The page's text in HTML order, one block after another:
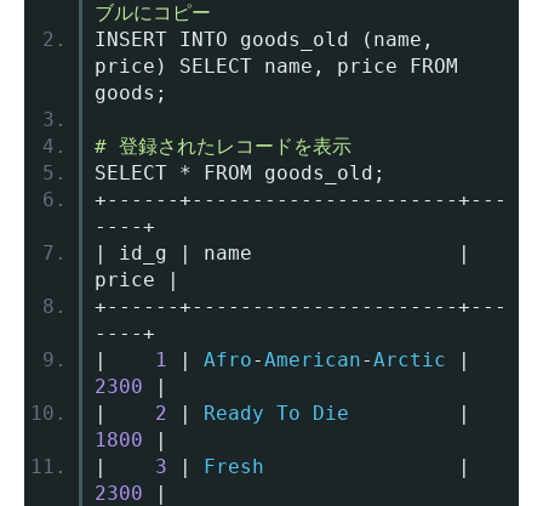
ブルにコピー
INSERT INTO goods_old
( name ,
price ) SELECT name ,
price FROM
goods ;
# 登録されたレコードを表示
SELECT * FROM goods_old ;
+------+----------------------+---
----+
|
id_g | name
|
price
|
+------+----------------------+---
----+
|
1 | Afro-American-Arctic
|
2300
|
|
2 | Ready To Die
|
1800
|
|
3 | Fresh
|
2300
|